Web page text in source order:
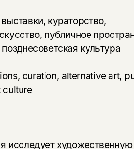
выставки, кураторство,
публичное
культура
curation, alternative art,
culture
исследует